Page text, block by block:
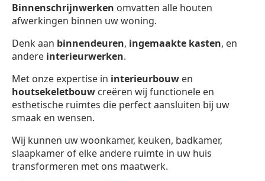
Binnenschrijnwerken omvatten alle houten
afwerkingen binnen uw woning.
Denk aan binnendeuren, ingemaakte kasten, en
andere interieurwerken.
Met onze expertise in interieurbouw en
houtsekeletbouw creëren wij functionele en
esthetische ruimtes die perfect aansluiten bij uw
smaak en wensen.
Wij kunnen uw woonkamer, keuken, badkamer,
slaapkamer of elke andere ruimte in uw huis
transformeren met ons maatwerk.